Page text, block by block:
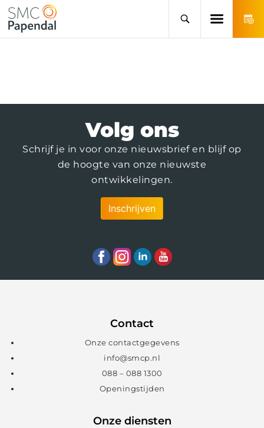
Volg ons
Schrijf je in voor onze nieuwsbrief en blijf op
de hoogte van onze nieuwste
ontwikkelingen.
Inschrijven
Contact
Onze contactgegevens
info@smcp.nl
088 – 088 1300
Openingstijden
Onze diensten